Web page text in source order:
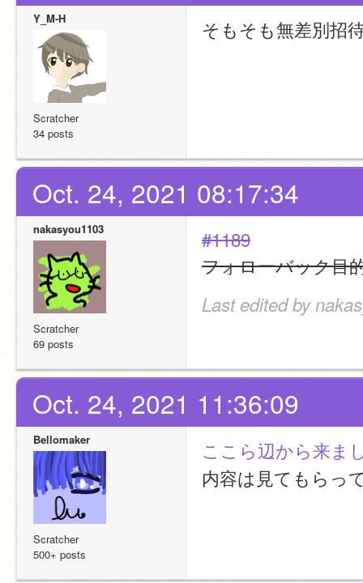
Y_M-H
Scratcher
34 posts
そもそも無差別招
Oct. 24, 2021 08:17:34
nakasyou1103
Scratcher
69 posts
#1189
フォローバック目
Last edited by
Oct. 24, 2021 11:36:09
Bellomaker
Scratcher
500+ posts
ここら辺から来ま
内容は見てもらっ